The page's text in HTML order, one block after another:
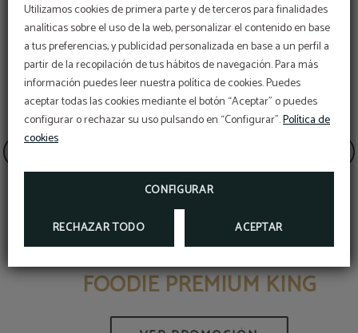
Utilizamos cookies de primera parte y de terceros para finalidades
analíticas sobre el uso de la web, personalizar el contenido en base
a tus preferencias, y publicidad personalizada en base a un perfil a
partir de la recopilación de tus hábitos de navegación. Para más
información puedes leer nuestra política de cookies. Puedes
aceptar todas las cookies mediante el botón “Aceptar” o puedes
configurar o rechazar su uso pulsando en “Configurar”.Política de
cookies
CONFIGURAR
RECHAZAR TODO ACEPTAR
FOODIE PREMIUM KING